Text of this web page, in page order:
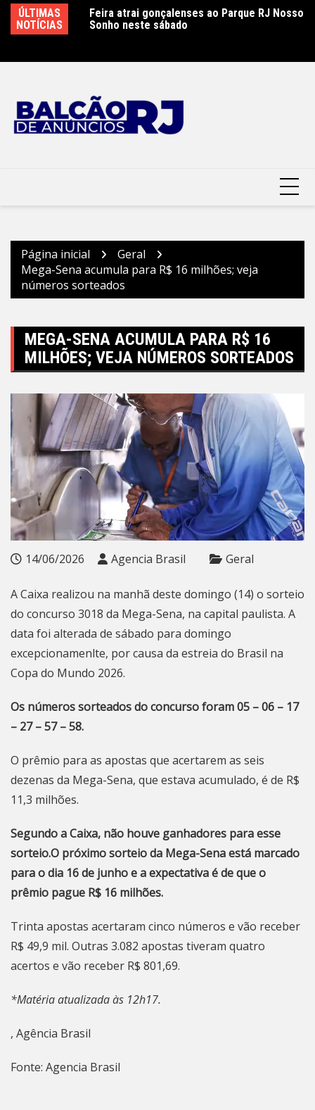
para
ÚLTIMAS
NOTÍCIAS
é controlado
Feira atrai gonçalenses ao Parque RJ Nosso
Sonho neste sábado
Página inicial
Geral
Mega-Sena acumula para R$ 16 milhões; veja
números sorteados
MEGA-SENA ACUMULA PARA R$ 16
MILHÕES; VEJA NÚMEROS SORTEADOS
14/06/2026 Agencia Brasil Geral
A Caixa realizou na manhã deste domingo (14) o sorteio
do concurso 3018 da Mega-Sena, na capital paulista. A
data foi alterada de sábado para domingo
excepcionamenlte, por causa da estreia do Brasil na
Copa do Mundo 2026.
Os números sorteados do concurso foram 05 – 06 – 17
– 27 – 57 – 58.
O prêmio para as apostas que acertarem as seis
dezenas da Mega-Sena, que estava acumulado, é de R$
11,3 milhões.
Segundo a Caixa, não houve ganhadores para esse
sorteio.O próximo sorteio da Mega-Sena está marcado
para o dia 16 de junho e a expectativa é de que o
prêmio pague R$ 16 milhões.
Trinta apostas acertaram cinco números e vão receber
R$ 49,9 mil. Outras 3.082 apostas tiveram quatro
acertos e vão receber R$ 801,69.
*Matéria atualizada às 12h17.
, Agência Brasil
Fonte: Agencia Brasil